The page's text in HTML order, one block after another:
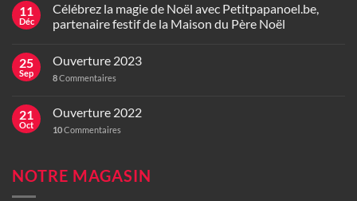
11
Déc
Célébrez la magie de Noël avec Petitpapanoel.be,
partenaire festif de la Maison du Père Noël
25
Sep
Ouverture 2023
8Commentaires
21
Oct
Ouverture 2022
10Commentaires
NOTRE MAGASIN